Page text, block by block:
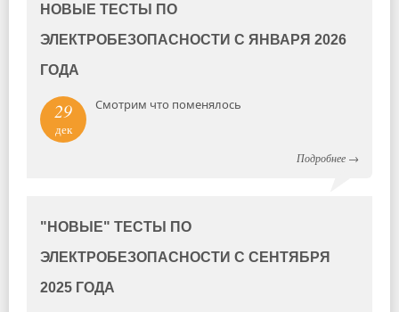
НОВЫЕ ТЕСТЫ ПО
ЭЛЕКТРОБЕЗОПАСНОСТИ С ЯНВАРЯ 2026
ГОДА
29
дек
Смотрим что поменялось
Подробнее →
"НОВЫЕ" ТЕСТЫ ПО
ЭЛЕКТРОБЕЗОПАСНОСТИ С СЕНТЯБРЯ
2025 ГОДА